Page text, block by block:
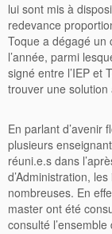
lui sont mis à
redevance
Toque a dégagé un
l’année, parmi
signé entre l’IEP et
trouver une
En parlant d’avenir
plusieurs
réuni.e.s dans
d’Administration,
nombreuses. En
master ont été
consulté